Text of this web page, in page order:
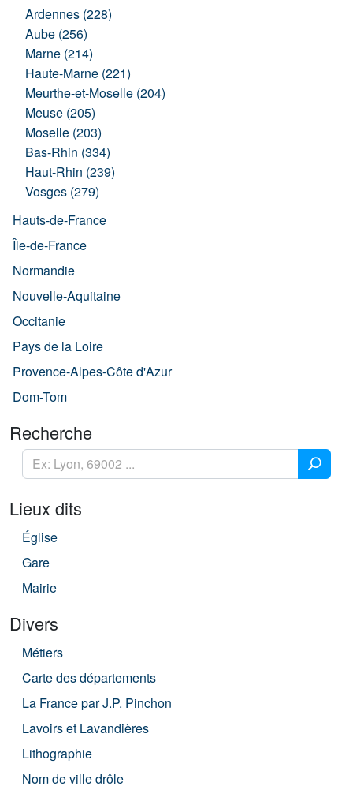
Ardennes (228)
Aube (256)
Marne (214)
Haute-Marne (221)
Meurthe-et-Moselle (204)
Meuse (205)
Moselle (203)
Bas-Rhin (334)
Haut-Rhin (239)
Vosges (279)
Hauts-de-France
Île-de-France
Normandie
Nouvelle-Aquitaine
Occitanie
Pays de la Loire
Provence-Alpes-Côte d'Azur
Dom-Tom
Recherche
Lieux dits
Église
Gare
Mairie
Divers
Métiers
Carte des départements
La France par J.P. Pinchon
Lavoirs et Lavandières
Lithographie
Nom de ville drôle